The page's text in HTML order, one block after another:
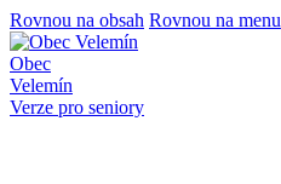
Rovnou na obsah Rovnou na menu
Obec
Velemín
Verze pro seniory